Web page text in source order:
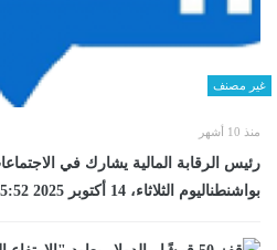
غير مصنف
منذ 10 أشهر
رئيس الرقابة المالية يشارك في
بواشنطناليوم الثلاثاء، 14 أكتوبر 2025 05:52 مـ